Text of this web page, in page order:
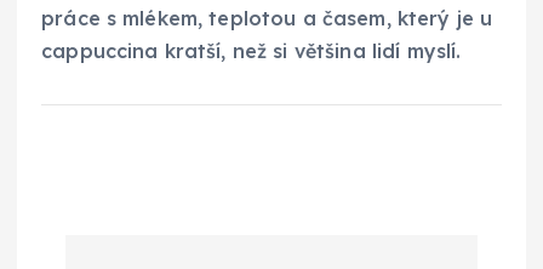
práce s mlékem, teplotou a časem, který je u
cappuccina kratší, než si většina lidí myslí.